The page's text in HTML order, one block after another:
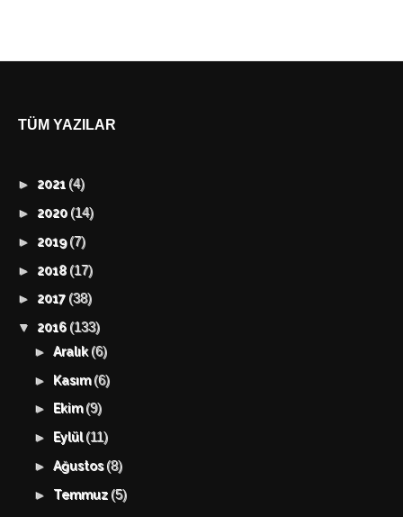
TÜM YAZILAR
► 2021 (4)
► 2020 (14)
► 2019(7)
► 2018 (17)
► 2017 (38)
▼ 2016 (133)
►Aralık(6)
► Kasım(6)
► Ekim(9)
► Eylül(11)
►Ağustos(8)
► Temmuz (5)